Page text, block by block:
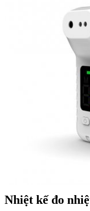
Nhiệt kế đo